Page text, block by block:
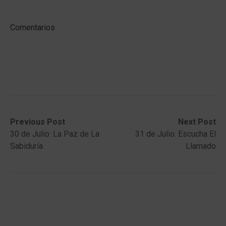
Comentarios
Post
navigation
Previous Post
Previous
post:30 de Julio: La Paz de La
Sabiduría
Next Post
Next
post:
31 de Julio: Escucha El
Llamado